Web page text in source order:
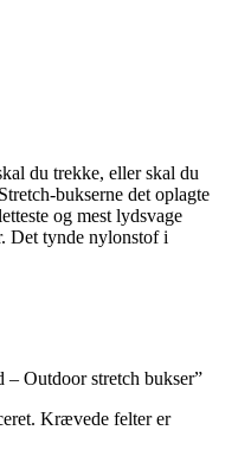
du trekke, eller skal du
bukserne det oplagte
og mest lydsvage
Det tynde nylonstof i
– Outdoor stretch bukser”
Krævede felter er